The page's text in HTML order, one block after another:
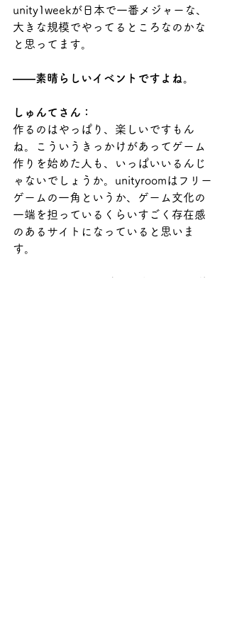
unity1weekが日本で一番メジャーな、
大きな規模でやってるところなのかな
と思ってます。
――素晴らしいイベントですよね。
しゅんてさん：
作るのはやっぱり、楽しいですもん
ね。こういうきっかけがあってゲーム
作りを始めた人も、いっぱいいるんじ
ゃないでしょうか。unityroomはフリー
ゲームの一角というか、ゲーム文化の
一端を担っているくらいすごく存在感
のあるサイトになっていると思いま
す。